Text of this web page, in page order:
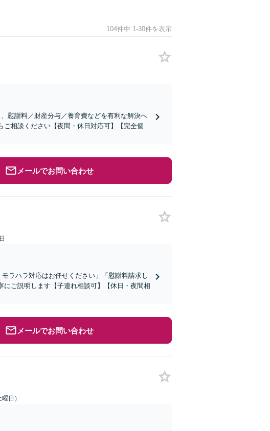
104件中 1-30件を表示
慰謝料／財産分与／養育費などを有利な解決へ
相談ください【夜間・休日対応可】【完全個
メールでお問い合わせ
ラハラ対応はお任せください」「慰謝料請求し
ご説明します【子連れ相談可】【休日・夜間相
メールでお問い合わせ
日）